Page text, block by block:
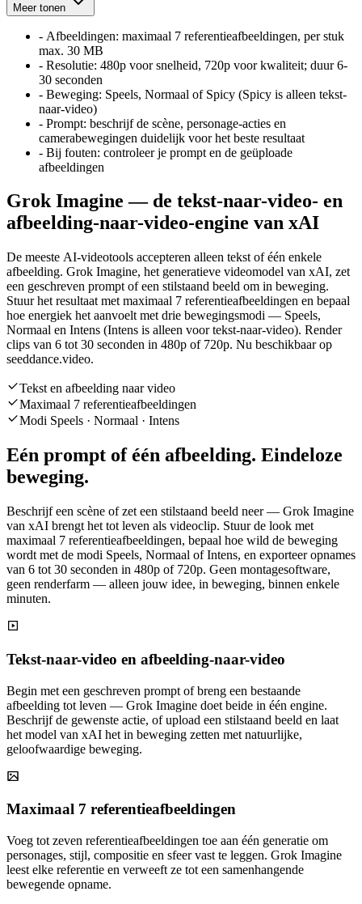
Meer tonen
- Afbeeldingen: maximaal 7 referentieafbeeldingen, per stuk
max. 30 MB
- Resolutie: 480p voor snelheid, 720p voor kwaliteit; duur 6-
30 seconden
- Beweging: Speels, Normaal of Spicy (Spicy is alleen tekst-
naar-video)
- Prompt: beschrijf de scène, personage-acties en
camerabewegingen duidelijk voor het beste resultaat
- Bij fouten: controleer je prompt en de geüploade
afbeeldingen
Grok Imagine — de tekst-naar-video- en
afbeelding-naar-video-engine van xAI
De meeste AI-videotools accepteren alleen tekst of één enkele
afbeelding. Grok Imagine, het generatieve videomodel van xAI, zet
een geschreven prompt of een stilstaand beeld om in beweging.
Stuur het resultaat met maximaal 7 referentieafbeeldingen en bepaal
hoe energiek het aanvoelt met drie bewegingsmodi — Speels,
Normaal en Intens (Intens is alleen voor tekst-naar-video). Render
clips van 6 tot 30 seconden in 480p of 720p. Nu beschikbaar op
seeddance.video.
Tekst en afbeelding naar video
Maximaal 7 referentieafbeeldingen
Modi Speels · Normaal · Intens
Eén prompt of één afbeelding. Eindeloze
beweging.
Beschrijf een scène of zet een stilstaand beeld neer — Grok Imagine
van xAI brengt het tot leven als videoclip. Stuur de look met
maximaal 7 referentieafbeeldingen, bepaal hoe wild de beweging
wordt met de modi Speels, Normaal of Intens, en exporteer opnames
van 6 tot 30 seconden in 480p of 720p. Geen montagesoftware,
geen renderfarm — alleen jouw idee, in beweging, binnen enkele
minuten.
Tekst-naar-video en afbeelding-naar-video
Begin met een geschreven prompt of breng een bestaande
afbeelding tot leven — Grok Imagine doet beide in één engine.
Beschrijf de gewenste actie, of upload een stilstaand beeld en laat
het model van xAI het in beweging zetten met natuurlijke,
geloofwaardige beweging.
Maximaal 7 referentieafbeeldingen
Voeg tot zeven referentieafbeeldingen toe aan één generatie om
personages, stijl, compositie en sfeer vast te leggen. Grok Imagine
leest elke referentie en verweeft ze tot een samenhangende
bewegende opname.